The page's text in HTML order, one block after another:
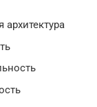
архитектура